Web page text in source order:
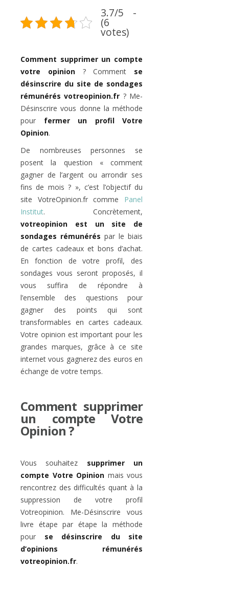
3.7/5 -
(6
votes)
Comment supprimer un compte
votre opinion? Comment se
désinscrire du site de sondages
rémunérés votreopinion.fr ? Me-
Désinscrire vous donne la méthode
pour fermer un profil Votre
Opinion.
De nombreuses personnes se
posent la question « comment
gagner de l’argent ou arrondir ses
fins de mois ? », c’est l’objectif du
site VotreOpinion.fr comme Panel
Institut. Concrètement,
votreopinion est un site de
sondages rémunérés par le biais
de cartes cadeaux et bons d’achat.
En fonction de votre profil, des
sondages vous seront proposés, il
vous suffira de répondre à
l’ensemble des questions pour
gagner des points qui sont
transformables en cartes cadeaux.
Votre opinion est important pour les
grandes marques, grâce à ce site
internet vous gagnerez des euros en
échange de votre temps.
Comment supprimer
un compte Votre
Opinion ?
Vous souhaitez supprimer un
compte Votre Opinion mais vous
rencontrez des difficultés quant à la
suppression de votre profil
Votreopinion. Me-Désinscrire vous
livre étape par étape la méthode
pour se désinscrire du site
d’opinions rémunérés
votreopinion.fr.